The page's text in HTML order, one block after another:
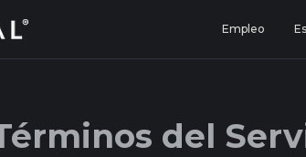
Empleo
del